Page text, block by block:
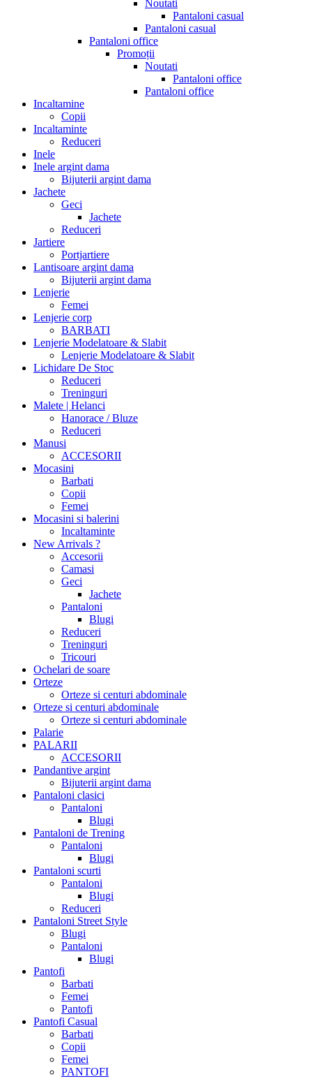
Noutati
Pantaloni casual
Pantaloni casual
Pantaloni office
Promoții
Noutati
Pantaloni office
Pantaloni office
Incaltamine
Copii
Incaltaminte
Reduceri
Inele
Inele argint dama
Bijuterii argint dama
Jachete
Geci
Jachete
Reduceri
Jartiere
Portjartiere
Lantisoare argint dama
Bijuterii argint dama
Lenjerie
Femei
Lenjerie corp
BARBATI
Lenjerie Modelatoare & Slabit
Lenjerie Modelatoare & Slabit
Lichidare De Stoc
Reduceri
Treninguri
Malete | Helanci
Hanorace / Bluze
Reduceri
Manusi
ACCESORII
Mocasini
Barbati
Copii
Femei
Mocasini si balerini
Incaltaminte
New Arrivals ?
Accesorii
Camasi
Geci
Jachete
Pantaloni
Blugi
Reduceri
Treninguri
Tricouri
Ochelari de soare
Orteze
Orteze si centuri abdominale
Orteze si centuri abdominale
Orteze si centuri abdominale
Palarie
PALARII
ACCESORII
Pandantive argint
Bijuterii argint dama
Pantaloni clasici
Pantaloni
Blugi
Pantaloni de Trening
Pantaloni
Blugi
Pantaloni scurti
Pantaloni
Blugi
Reduceri
Pantaloni Street Style
Blugi
Pantaloni
Blugi
Pantofi
Barbati
Femei
Pantofi
Pantofi Casual
Barbati
Copii
Femei
PANTOFI